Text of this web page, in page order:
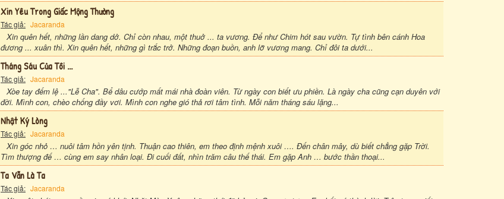
Xin Yêu Trong Giấc Mộng Thường
Tác giả: Jacaranda
Xin quên hết, những lần dang dở. Chỉ còn nhau, một thuở ... ta vương. Để như Chim hót sau vườn. Tự tình bên cánh Hoa
đương ... xuân thì. Xin quên hết, những gì trắc trở. Những đoạn buồn, anh lỡ vương mang. Chỉ đôi ta dưới...
Tháng Sáu Của Tôi ...
Tác giả: Jacaranda
Xòe tay đếm lệ ..."Lễ Cha". Bể dâu cướp mất mái nhà đoàn viên. Từ ngày con biết ưu phiền. Là ngày cha cũng cạn duyên với
đời. Mình con, chèo chống đầy vơi. Mình con nghe gió thả rơi tâm tình. Mỗi năm tháng sáu lặng...
Nhật Ký Lòng
Tác giả: Jacaranda
Xin góc nhỏ … nuôi tâm hồn yên tịnh. Thuận cao thiên, em theo định mệnh xuôi …. Đến chân mây, dù biết chẳng gặp Trời.
Tìm thượng đế … cùng em say nhân loại. Đi cuối đất, nhìn trăm câu thế thái. Em gặp Anh … bước thần thoại...
Ta Vẫn Là Ta
Tác giả: Jacaranda